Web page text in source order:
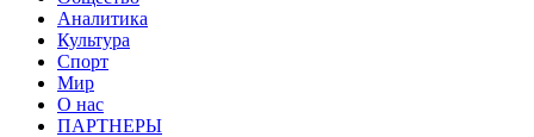
Аналитика
Культура
Спорт
Мир
О нас
ПАРТНЕРЫ